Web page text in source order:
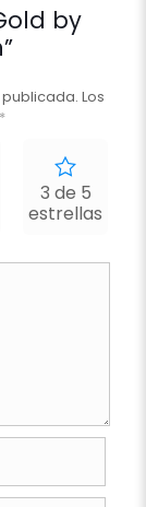
by
Los
*
3 de 5
estrellas